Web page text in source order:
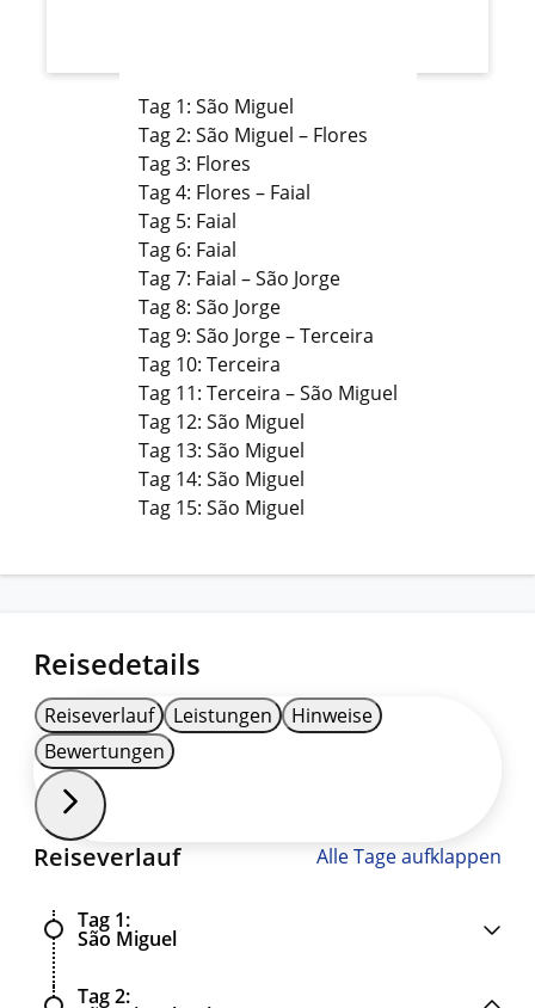
Tag 1: São Miguel
Tag 2: São Miguel – Flores
Tag 3: Flores
Tag 4: Flores – Faial
Tag 5: Faial
Tag 6: Faial
Tag 7: Faial – São Jorge
Tag 8: São Jorge
Tag 9: São Jorge – Terceira
Tag 10: Terceira
Tag 11: Terceira – São Miguel
Tag 12: São Miguel
Tag 13: São Miguel
Tag 14: São Miguel
Tag 15: São Miguel
Reisedetails
Reiseverlauf Leistungen
Hinweise
Bewertungen
Reiseverlauf Alle Tage aufklappen
Tag 1
São Miguel
Tag 2